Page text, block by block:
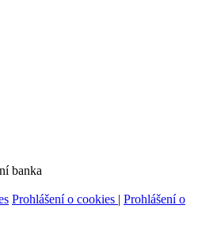
banka
Prohlášení o cookies | Prohlášení o